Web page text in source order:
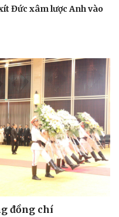
Đức xâm lược Anh vào
đồng chí